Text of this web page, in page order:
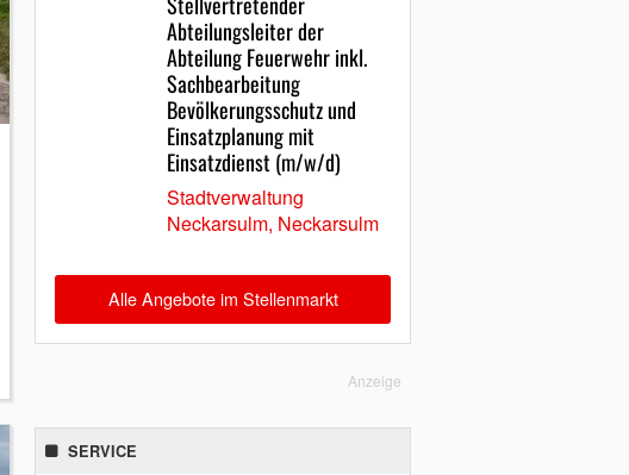
Abteilungsleiter der
Abteilung Feuerwehr inkl.
Sachbearbeitung
Bevölkerungsschutz und
Einsatzplanung mit
Einsatzdienst (m/w/d)
Stadtverwaltung
Neckarsulm, Neckarsulm
Alle Angebote im Stellenmarkt
Anzeige
SERVICE